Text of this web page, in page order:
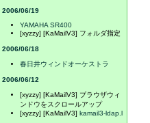
2006/06/19
YAMAHA SR400
[xyzzy] [KaMailV3] フォルダ指定
2006/06/18
春日井ウィンドオーケストラ
2006/06/12
[xyzzy] [KaMailV3] ブラウザウィ
ンドウをスクロールアップ
[xyzzy] [KaMailV3]kamail3-ldap.l